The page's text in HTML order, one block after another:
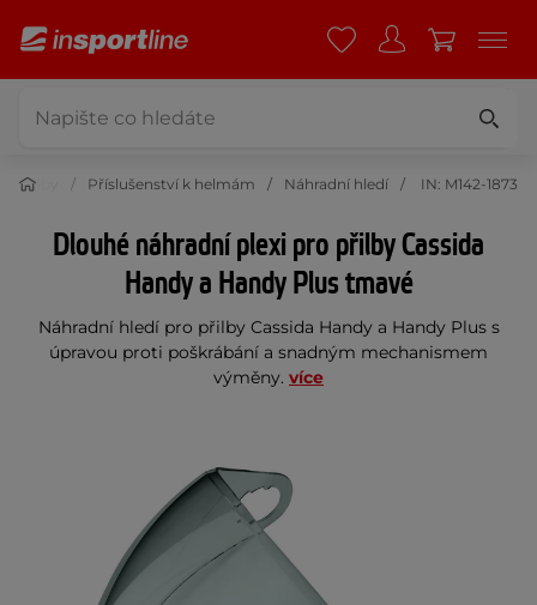
přilby Příslušenství k helmám Náhradní hledí IN: M142-1873
Dlouhé náhradní plexi pro přilby Cassida
Handy a Handy Plus tmavé
Náhradní hledí pro přilby Cassida Handy a Handy Plus s
úpravou proti poškrábání a snadným mechanismem
výměny. více